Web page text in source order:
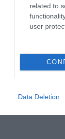
related to
user
Data Deletion
MEZŐGAZDASÁG
Kína
Malpass, a